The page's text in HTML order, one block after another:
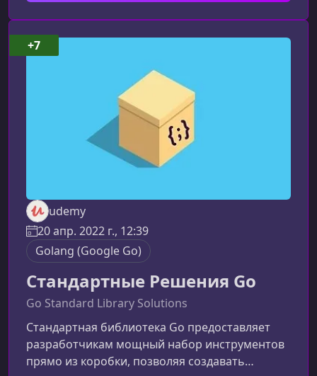
создан для полного погружения в основы
программирования на Go — современном,
мощном и востребованном языке.
Особенность программы — акцент на
практику: вместо скучных станд
udemy
20 апр. 2022 г., 12:39
Golang (Google Go)
Стандартные Решения Go
Go Standard Library Solutions
Стандартная библиотека Go предоставляет
разработчикам мощный набор инструментов
прямо из коробки, позволяя создавать
+7